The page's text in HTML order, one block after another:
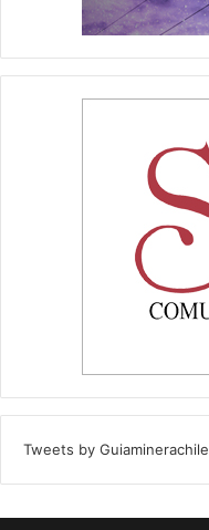
Tweets by Guiaminerachile